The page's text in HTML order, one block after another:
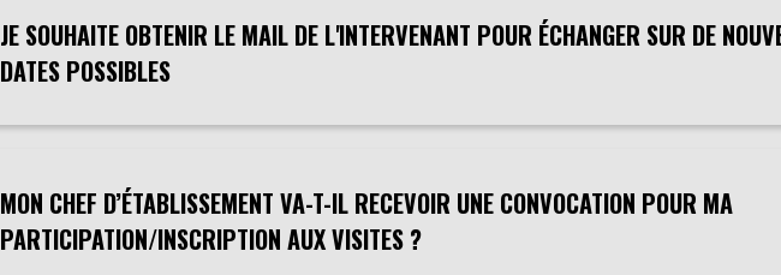
JE SOUHAITE OBTENIR LE MAIL DE L'INTERVENANT POUR ÉCHANGER SUR DE
DATES POSSIBLES
MON CHEF D’ÉTABLISSEMENT VA-T-IL RECEVOIR UNE CONVOCATION POUR MA
PARTICIPATION/INSCRIPTION AUX VISITES ?